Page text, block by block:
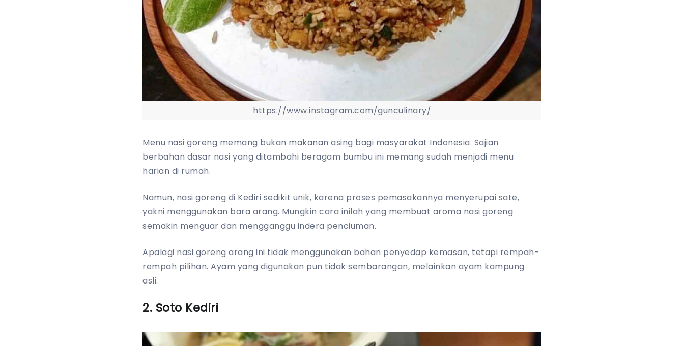
https://www.instagram.com/gunculinary/
Menu nasi goreng memang bukan makanan asing bagi masyarakat Indonesia. Sajian
berbahan dasar nasi yang ditambahi beragam bumbu ini memang sudah menjadi menu
harian di rumah.
Namun, nasi goreng di Kediri sedikit unik, karena proses pemasakannya menyerupai sate,
yakni menggunakan bara arang. Mungkin cara inilah yang membuat aroma nasi goreng
semakin menguar dan mengganggu indera penciuman.
Apalagi nasi goreng arang ini tidak menggunakan bahan penyedap kemasan, tetapi rempah-
rempah pilihan. Ayam yang digunakan pun tidak sembarangan, melainkan ayam kampung
asli.
2. Soto Kediri